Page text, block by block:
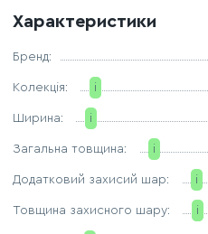
Характеристики
Бренд:
Колекція: i
Ширина: i
Загальна товщина: i
Додатковий захисий шар: i
Товщина захисного шару: i